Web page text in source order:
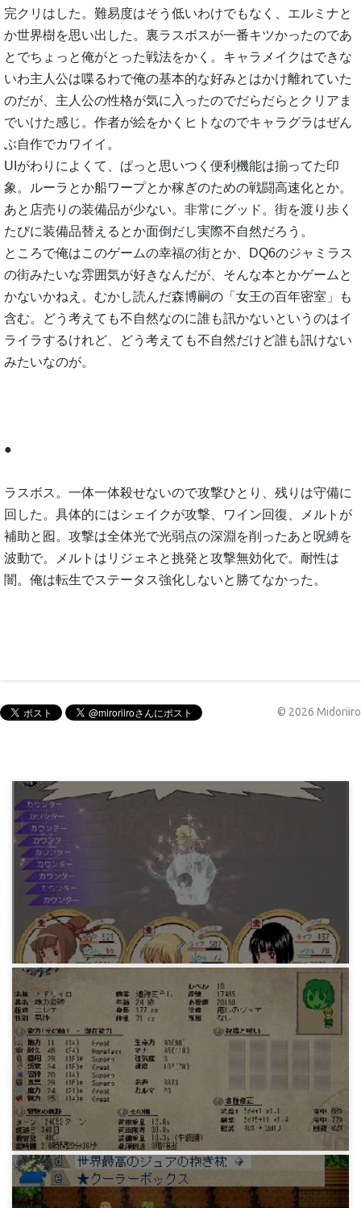
完クリはした。難易度はそう低いわけでもなく、エルミナと
か世界樹を思い出した。裏ラスボスが一番キツかったのであ
とでちょっと俺がとった戦法をかく。キャラメイクはできな
いわ主人公は喋るわで俺の基本的な好みとはかけ離れていた
のだが、主人公の性格が気に入ったのでだらだらとクリアま
でいけた感じ。作者が絵をかくヒトなのでキャラグラはぜん
ぶ自作でカワイイ。
UIがわりによくて、ぱっと思いつく便利機能は揃ってた印
象。ルーラとか船ワープとか稼ぎのための戦闘高速化とか。
あと店売りの装備品が少ない。非常にグッド。街を渡り歩く
たびに装備品替えるとか面倒だし実際不自然だろう。
ところで俺はこのゲームの幸福の街とか、DQ6のジャミラス
の街みたいな雰囲気が好きなんだが、そんな本とかゲームと
かないかねえ。むかし読んだ森博嗣の「女王の百年密室」も
含む。どう考えても不自然なのに誰も訊かないというのはイ
ライラするけれど、どう考えても不自然だけど誰も訊けない
みたいなのが。
●
ラスボス。一体一体殺せないので攻撃ひとり、残りは守備に
回した。具体的にはシェイクが攻撃、ワイン回復、メルトが
補助と囮。攻撃は全体光で光弱点の深淵を削ったあと呪縛を
波動で。メルトはリジェネと挑発と攻撃無効化で。耐性は
闇。俺は転生でステータス強化しないと勝てなかった。
© 2026 Midoriiro
ゲーム
フリーゲーム「帽子世界」
12年前
ゲーム